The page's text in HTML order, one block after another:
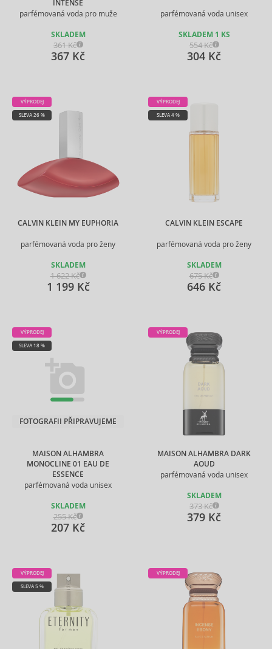
INTENSE
parfémovaná voda pro muže
SKLADEM
361 Kč
367 Kč
parfémovaná voda unisex
SKLADEM 1 KS
554 Kč
304 Kč
CALVIN KLEIN MY EUPHORIA
parfémovaná voda pro ženy
VÝPRODEJ
SLEVA 26 %
SKLADEM
1 622 Kč
1 199 Kč
CALVIN KLEIN ESCAPE
parfémovaná voda pro ženy
VÝPRODEJ
SLEVA 4 %
SKLADEM
675 Kč
646 Kč
MAISON ALHAMBRA
MONOCLINE 01 EAU DE
ESSENCE
parfémovaná voda unisex
VÝPRODEJ
SLEVA 18 %
FOTOGRAFII PŘIPRAVUJEME
SKLADEM
255 Kč
207 Kč
MAISON ALHAMBRA DARK
AOUD
parfémovaná voda unisex
VÝPRODEJ
SKLADEM
373 Kč
379 Kč
VÝPRODEJ
SLEVA 5 %
VÝPRODEJ